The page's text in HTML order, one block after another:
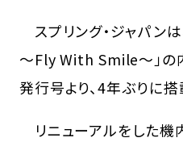
スプリング・ジャパン
～Fly With Smile～」の
発行号より、4年ぶりに搭
リニューアルをした機